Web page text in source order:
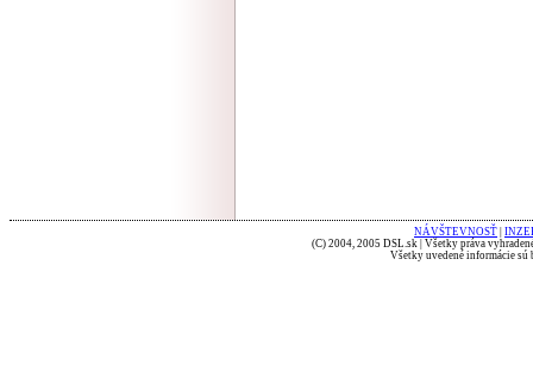
NÁVŠTEVNOSŤ
(C) 2004, 2005 DSL.sk | Všetky práva
Všetky uvedené informácie sú